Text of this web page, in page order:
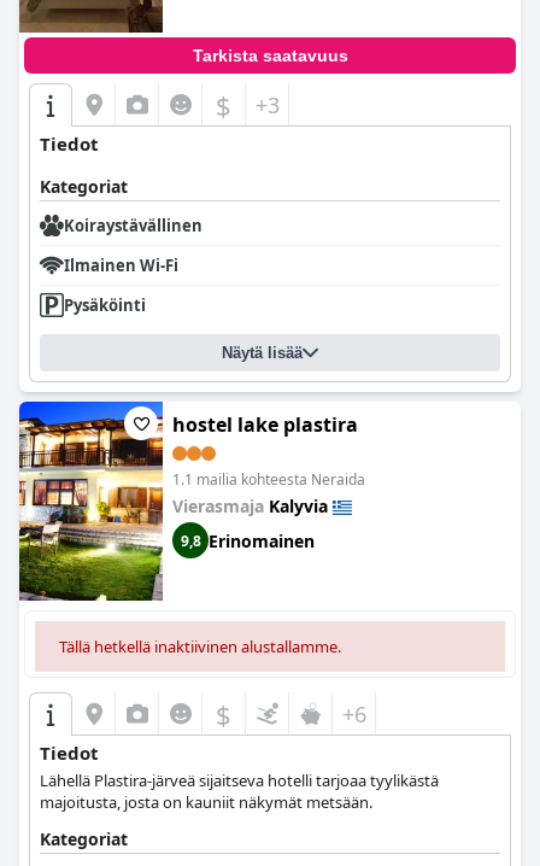
Tarkista saatavuus
$ +3
Tiedot
Kategoriat
Koiraystävällinen
Ilmainen Wi-Fi
Pysäköinti
Näytä lisää
hostel lake plastira
1.1 mailia kohteesta Neraida
Vierasmaja Kalyvia
9,8 Erinomainen
Tällä hetkellä inaktiivinen alustallamme.
$ +6
Tiedot
Lähellä Plastira-järveä sijaitseva hotelli tarjoaa tyylikästä
majoitusta, josta on kauniit näkymät metsään.
Kategoriat